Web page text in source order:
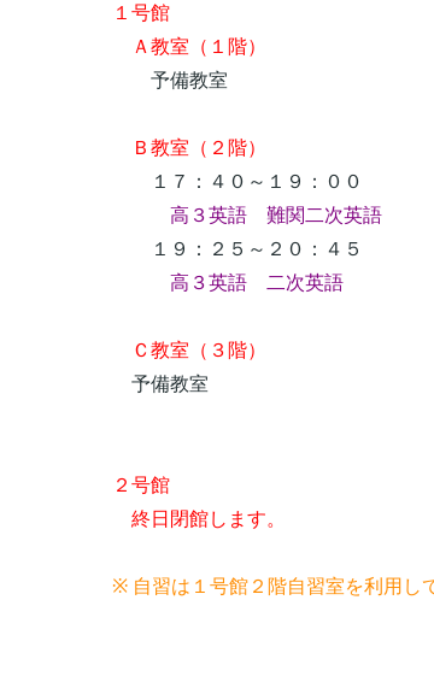
１号館
Ａ教室（１階）
予備教室
Ｂ教室（２階）
１７：４０～１９：００
高３英語 難関二次英語
１９：２５～２０：４５
高３英語 二次英語
Ｃ教室（３階）
予備教室
２号館
終日閉館します。
※ 自習は１号館２階自習室を利用し